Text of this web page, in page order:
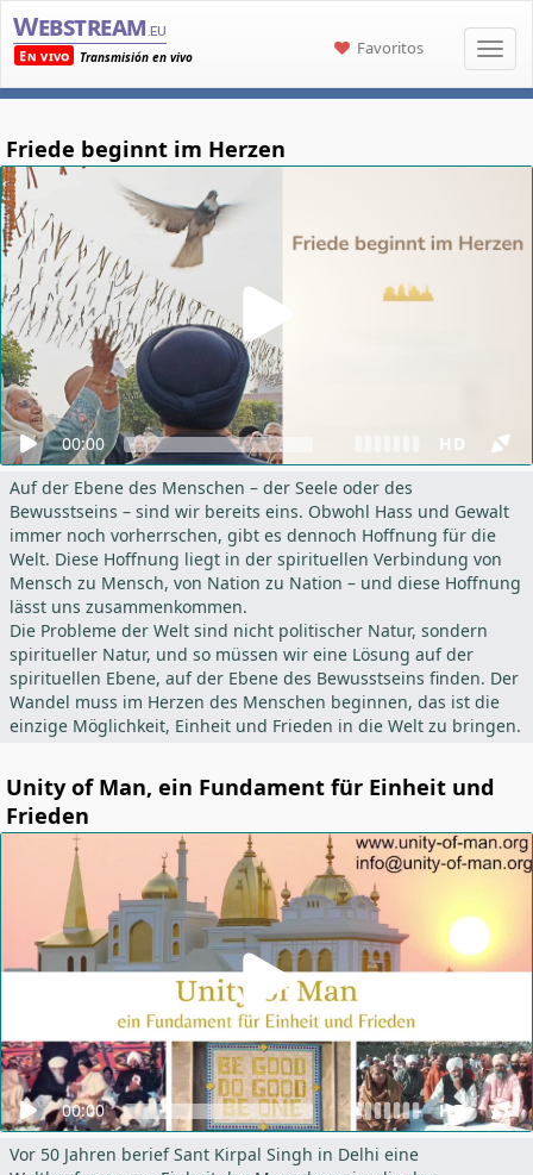
Webstream .eu
En vivo
Transmisión en vivo Favoritos
Friede beginnt im Herzen
00:00
HD
Auf der Ebene des Menschen – der Seele oder des
Bewusstseins – sind wir bereits eins. Obwohl Hass und Gewalt
immer noch vorherrschen, gibt es dennoch Hoffnung für die
Welt. Diese Hoffnung liegt in der spirituellen Verbindung von
Mensch zu Mensch, von Nation zu Nation – und diese Hoffnung
lässt uns zusammenkommen.
Die Probleme der Welt sind nicht politischer Natur, sondern
spiritueller Natur, und so müssen wir eine Lösung auf der
spirituellen Ebene, auf der Ebene des Bewusstseins finden. Der
Wandel muss im Herzen des Menschen beginnen, das ist die
einzige Möglichkeit, Einheit und Frieden in die Welt zu bringen.
Unity of Man, ein Fundament für Einheit und
Frieden
00:00
HD
Vor 50 Jahren berief Sant Kirpal Singh in Delhi eine